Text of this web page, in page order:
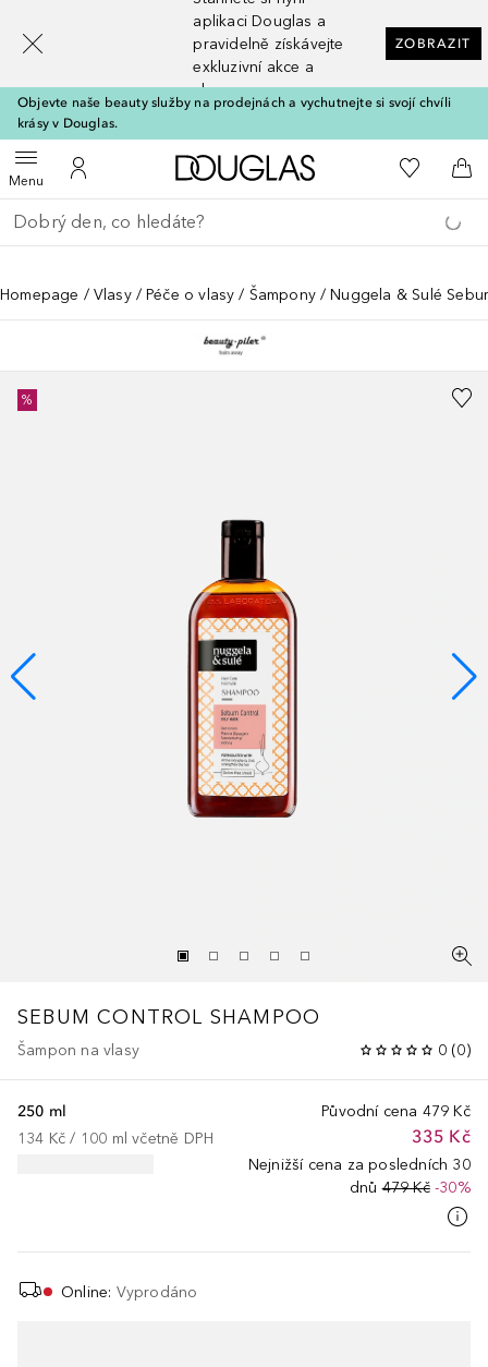
aplikaci Douglas a
pravidelně získávejte
exkluzivní akce a
slevy
ZOBRAZIT
Objevte naše beauty služby na prodejnách a vychutnejte si svojí chvíli
krásy v Douglas.
MenuOtevřít menuK mému účtu
Domů K mému
Do
Vraťte se
Proveďte vyhledávání
Homepage Vlasy Péče o vlasy Šampony Nuggela & Sulé
%
SEBUM CONTROL SHAMPOO
Šampon na vlasy 0 (0)
Původní cena 479 Kč
335 Kč
Nejnižší cena za posledních 30
dnů 479 Kč-30%
250 ml
134 Kč / 100 ml včetně DPH
Online: Vyprodáno
[navigation.slideout.screenreader]